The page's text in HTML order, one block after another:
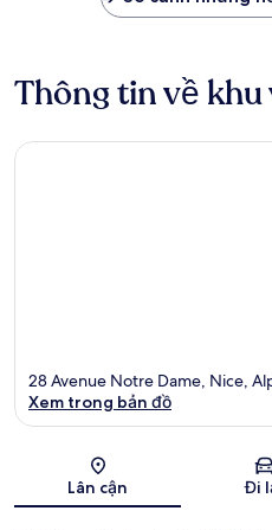
Thông tin về
28 Avenue Notre Dame, Nice,
Xem trong bản đồ
Lân cận Đi